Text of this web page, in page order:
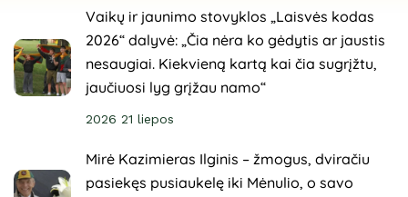
Vaikų ir jaunimo stovyklos „Laisvės kodas
2026“ dalyvė: „Čia nėra ko gėdytis ar jaustis
nesaugiai. Kiekvieną kartą kai čia sugrįžtu,
jaučiuosi lyg grįžau namo“
2026 21 liepos
Mirė Kazimieras Ilginis – žmogus, dviračiu
pasiekęs pusiaukelę iki Mėnulio, o savo